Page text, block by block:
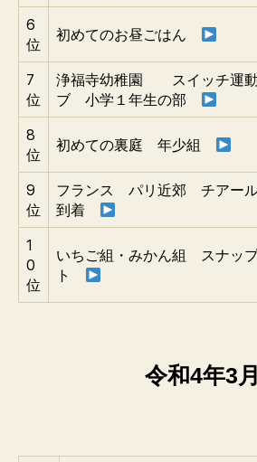
6
位
初めてのお昼ごはん
7
位
浄福寺幼稚園 スイッチ運動
ブ 小学１年生の部
8
位
初めての裏庭 年少組
9
位
フランス パリ近郊 チアー
到着
1
0
位
いちご組・みかん組 スナッ
ト
令和4年3月